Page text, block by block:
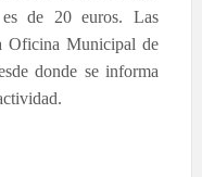
de 20 euros. Las
Oficina Municipal de
donde se informa